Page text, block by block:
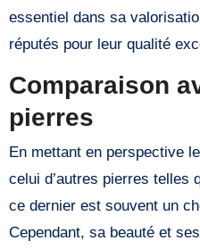
essentiel dans sa
réputés pour leur qualité
Comparaison
pierres
En mettant en perspective
celui d’autres pierres telles
ce dernier est souvent un
Cependant, sa beauté et